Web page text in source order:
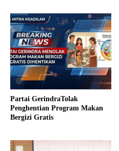
Partai GerindraTolak
Penghentian Program Makan
Bergizi Gratis